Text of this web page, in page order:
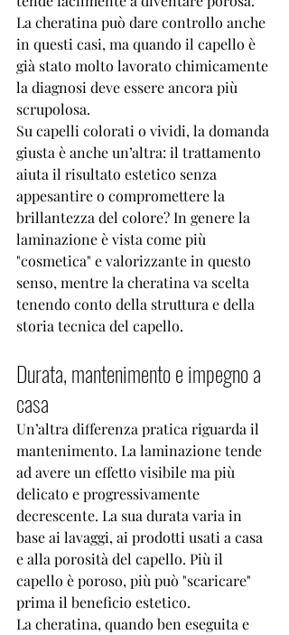
La cheratina può dare controllo anche
in questi casi, ma quando il capello è
già stato molto lavorato chimicamente
la diagnosi deve essere ancora più
scrupolosa.
Su capelli colorati o vividi, la domanda
giusta è anche un’altra: il trattamento
aiuta il risultato estetico senza
appesantire o compromettere la
brillantezza del colore? In genere la
laminazione è vista come più
"cosmetica" e valorizzante in questo
senso, mentre la cheratina va scelta
tenendo conto della struttura e della
storia tecnica del capello.
Durata, mantenimento e impegno a
casa
Un’altra differenza pratica riguarda il
mantenimento. La laminazione tende
ad avere un effetto visibile ma più
delicato e progressivamente
decrescente. La sua durata varia in
base ai lavaggi, ai prodotti usati a casa
e alla porosità del capello. Più il
capello è poroso, più può "scaricare"
prima il beneficio estetico.
La cheratina, quando ben eseguita e